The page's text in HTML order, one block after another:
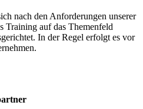
nach den Anforderungen unserer
Training auf das Themenfeld
In der Regel erfolgt es vor